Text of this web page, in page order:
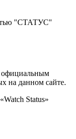
"СТАТУС"
официальным
на данном сайте.
Status»